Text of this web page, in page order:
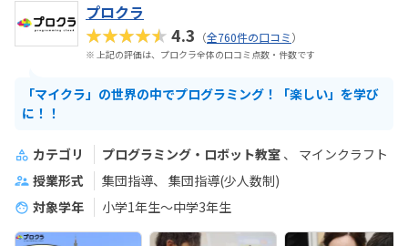
プロクラ
★★★★★4.3 （全760件の口コミ）
※ 上記の評価は、プロクラ全体の口コミ点数・件数です
「マイクラ」の世界の中でプログラミング！「楽しい」を学び
に！！
カテゴリ プログラミング・ロボット教室
マインクラフト
授業形式
集団指導
集団指導(少人数制)
対象学年
小学1年生～中学3年生